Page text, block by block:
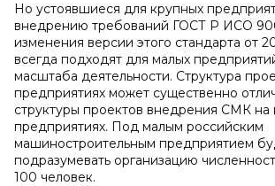
Но устоявшиеся для крупных
внедрению требований ГОСТ Р ИСО
изменения версии этого стандарта от
всегда подходят для малых
масштаба деятельности. Структура
предприятиях может существенно
структуры проектов внедрения СМК на
предприятиях. Под малым российским
машиностроительным предприятием
подразумевать организацию
100 человек.